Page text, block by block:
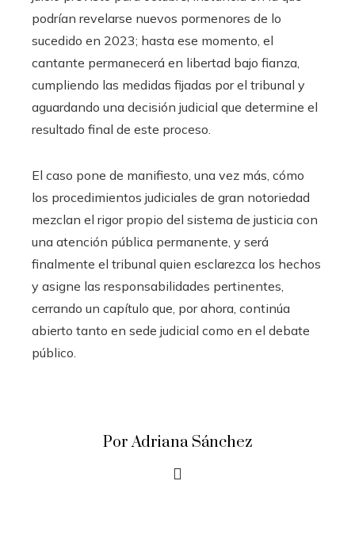
podrían revelarse nuevos pormenores de lo
sucedido en 2023; hasta ese momento, el
cantante permanecerá en libertad bajo fianza,
cumpliendo las medidas fijadas por el tribunal y
aguardando una decisión judicial que determine el
resultado final de este proceso.
El caso pone de manifiesto, una vez más, cómo
los procedimientos judiciales de gran notoriedad
mezclan el rigor propio del sistema de justicia con
una atención pública permanente, y será
finalmente el tribunal quien esclarezca los hechos
y asigne las responsabilidades pertinentes,
cerrando un capítulo que, por ahora, continúa
abierto tanto en sede judicial como en el debate
público.
Por Adriana Sánchez